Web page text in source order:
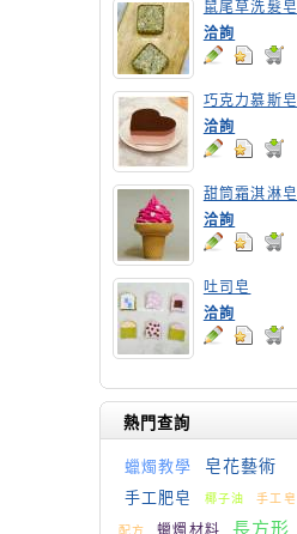
鼠尾草洗髮皂
洽詢
巧克力慕斯皂
洽詢
甜筒霜淇淋皂
洽詢
吐司皂
洽詢
熱門查詢
蠟燭教學 皂花藝術
手工肥皂 椰子油 手工皂
配方 蠟燭材料 長方形